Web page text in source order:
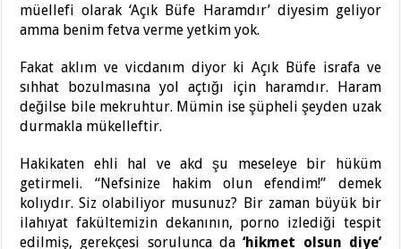
müellefi olarak ‘Açık Büfe Haramdır’ diyesim geliyor
amma benim fetva verme yetkim yok.
Fakat aklım ve vicdanım diyor ki Açık Büfe israfa ve
sıhhat bozulmasına yol açtığı için haramdır. Haram
değilse bile mekruhtur. Mümin ise şüpheli şeyden uzak
durmakla mükelleftir.
Hakikaten ehli hal ve akd şu meseleye bir hüküm
getirmeli. “Nefsinize hakim olun efendim!” demek
kolıydır. Siz olabiliyor musunuz? Bir zaman büyük bir
ilahıyat fakültemizin dekanının, porno izlediği tespit
edilmiş, gerekçesi sorulunca da‘hikmet olsun diye’